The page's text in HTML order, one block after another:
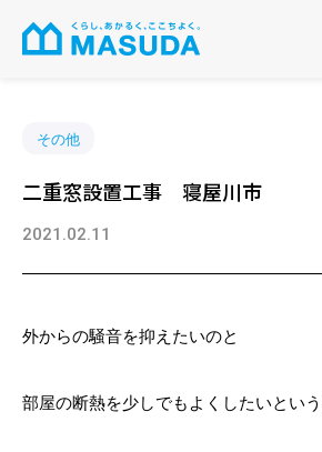
その他
二重窓設置工事 寝屋川市
2021.02.11
外からの騒音を抑えたいのと
部屋の断熱を少しでもよくしたいとい